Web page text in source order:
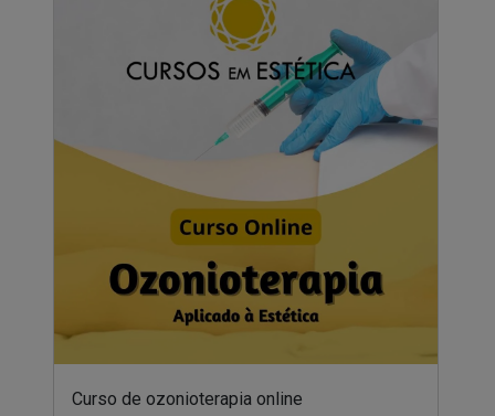
Curso de ozonioterapia online